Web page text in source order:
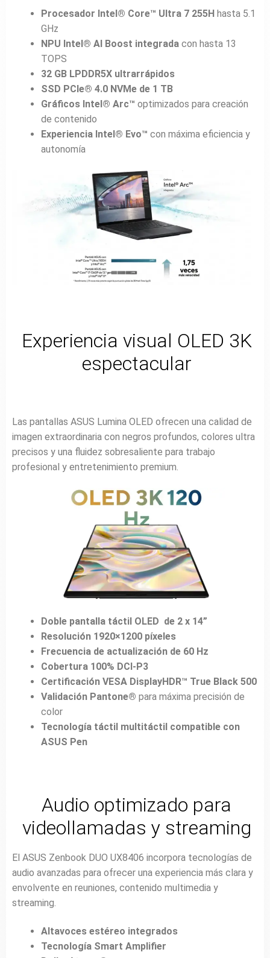
Procesador Intel® Core™ Ultra 7 255H hasta 5.1
GHz
NPU Intel® AI Boost integrada con hasta 13
TOPS
32 GB LPDDR5X ultrarrápidos
SSD PCIe® 4.0 NVMe de 1 TB
Gráficos Intel® Arc™ optimizados para creación
de contenido
Experiencia Intel® Evo™ con máxima eficiencia y
autonomía
Experiencia visual OLED 3K
espectacular
Las pantallas ASUS Lumina OLED ofrecen una calidad de
imagen extraordinaria con negros profundos, colores ultra
precisos y una fluidez sobresaliente para trabajo
profesional y entretenimiento premium.
Doble pantalla táctil OLED de 2 x 14”
Resolución 1920×1200 píxeles
Frecuencia de actualización de 60 Hz
Cobertura 100% DCI-P3
Certificación VESA DisplayHDR™ True Black 500
Validación Pantone® para máxima precisión de
color
Tecnología táctil multitáctil compatible con
ASUS Pen
Audio optimizado para
videollamadas y streaming
El ASUS Zenbook DUO UX8406 incorpora tecnologías de
audio avanzadas para ofrecer una experiencia más clara y
envolvente en reuniones, contenido multimedia y
streaming.
Altavoces estéreo integrados
Tecnología Smart Amplifier